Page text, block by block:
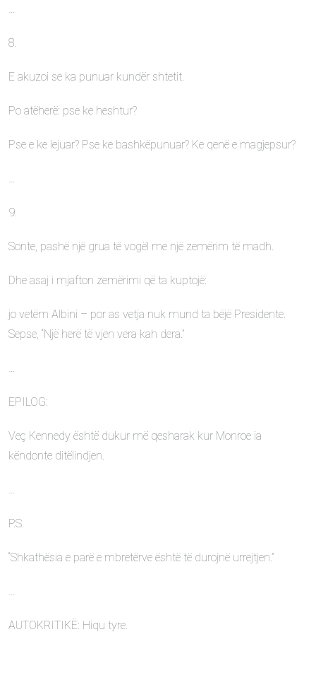
…
8.
E akuzoi se ka punuar kundër shtetit.
Po atëherë: pse ke heshtur?
Pse e ke lejuar? Pse ke bashkëpunuar? Ke qenë e magjepsur?
…
9.
Sonte, pashë një grua të vogël me një zemërim të madh.
Dhe asaj i mjafton zemërimi që ta kuptojë:
jo vetëm Albini – por as vetja nuk mund ta bëjë Presidente.
Sepse, “Një herë të vjen vera kah dera.”
…
EPILOG:
Veç Kennedy është dukur më qesharak kur Monroe ia
këndonte ditëlindjen.
…
P.S.
“Shkathësia e parë e mbretërve është të durojnë urrejtjen.”
…
AUTOKRITIKË: Hiqu tyre.